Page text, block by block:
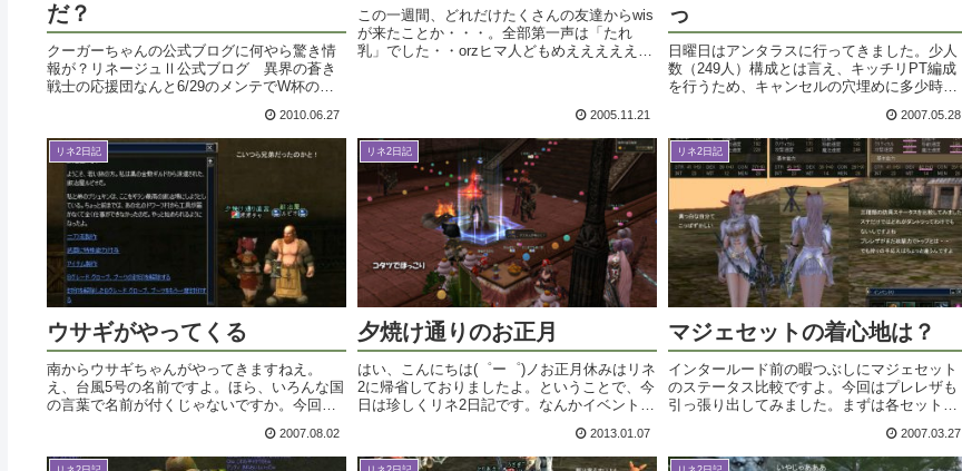
だ？
クーガーちゃんの公式ブログに何やら驚き情
報が？リネージュⅡ公式ブログ 異界の蒼き
戦士の応援団なんと6/29のメンテでW杯の応
国でもW杯にちなんだイベントやってたか
ら、日本でもコソコソやっちゃうみたいで...
2010.06.27
この一週間、どれだけたくさんの友達からwis
が来たことか・・・。全部第一声は「たれ
乳」でした・・orzヒマ人どもめえええええ～
2005.11.21
っ
日曜日はアンタラスに行ってきました。少人
数（249人）構成とは言え、キッチリPT編成
を行うため、キャンセルの穴埋めに多少時間
があるんでしょうねきっと＠ｗ＠私はかなり
前から準備をするので、めったに行けな...
2007.05.28
リネ2日記
ウサギがやってくる
南からウサギちゃんがやってきますねえ。
え、台風5号の名前ですよ。ほら、いろんな国
の言葉で名前が付くじゃないですか。今回は
ギですけど・・。短編小説は昨日一本書き上
げて、指定書式で応募してみました。五万
2007.08.02
リネ2日記
夕焼け通りのお正月
はい、こんにちは(゜ー゜)ノお正月休みはリネ
2に帰省しておりましたよ。ということで、今
日は珍しくリネ2日記です。なんかイベントを
イベントNPCから話を聞いただけではイマイ
チよくわからんｗ多分狩りをする...
2013.01.07
リネ2日記
マジェセットの着心地は？
インタールード前の暇つぶしにマジェセット
のステータス比較ですよ。今回はプレレザも
引っ張り出してみました。まずは各セット効
+8％最大MP+240重量制限+5759スタンにかか
る確率-50％DEX+1 C...
2007.03.27